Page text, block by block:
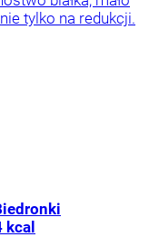
tylko na redukcji.